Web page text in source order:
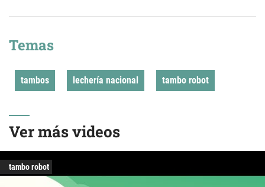
Temas
tambos lechería nacional tambo robot
Ver más videos
tambo robot